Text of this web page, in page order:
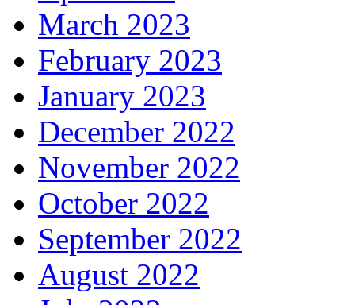
March 2023
February 2023
January 2023
December 2022
November 2022
October 2022
September 2022
August 2022